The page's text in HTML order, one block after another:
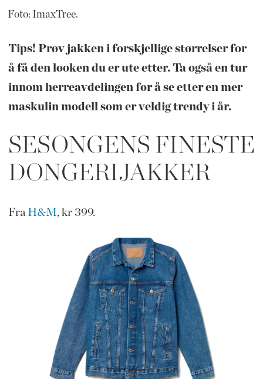
Foto: ImaxTree.
Tips! Prøv jakken i forskjellige størrelser for
å få den looken du er ute etter. Ta også en tur
innom herreavdelingen for å se etter en mer
maskulin modell som er veldig trendy i år.
SESONGENS FINESTE
DONGERIJAKKER
Fra H&M, kr 399.